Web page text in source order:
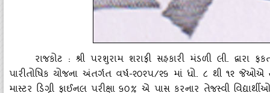
રાજકોટ : શ્રી પરશુરામ શરાફી સહકારી મંડળી લી. દ્વારા
પારીતોષિક યોજના અંતર્ગત વર્ષ-૨૦૨પ/૨૬ માં ધો. ૮ થી ૧૨